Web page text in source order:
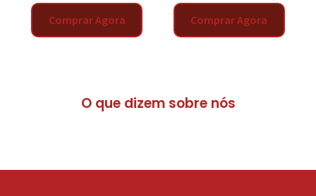
Comprar Agora Comprar Agora
O que dizem sobre nós